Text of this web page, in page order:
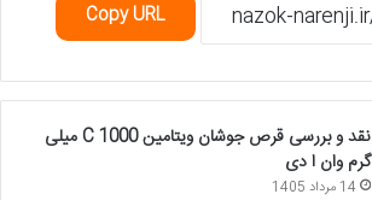
Copy URL
نقد و بررسی قرص جوشان ویتامین C 1000 میلی
گرم وان ا دی
14 مرداد 1405